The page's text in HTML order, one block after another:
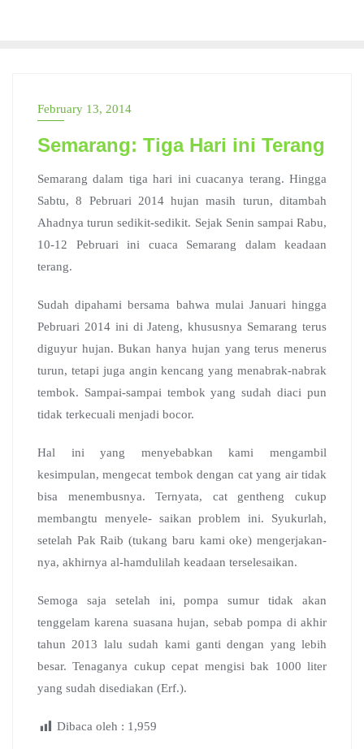
February 13, 2014
Semarang: Tiga Hari ini Terang
Semarang dalam tiga hari ini cuacanya terang. Hingga
Sabtu, 8 Pebruari 2014 hujan masih turun, ditambah
Ahadnya turun sedikit-sedikit. Sejak Senin sampai Rabu,
10-12 Pebruari ini cuaca Semarang dalam keadaan
terang.
Sudah dipahami bersama bahwa mulai Januari hingga
Pebruari 2014 ini di Jateng, khususnya Semarang terus
diguyur hujan. Bukan hanya hujan yang terus menerus
turun, tetapi juga angin kencang yang menabrak-nabrak
tembok. Sampai-sampai tembok yang sudah diaci pun
tidak terkecuali menjadi bocor.
Hal ini yang menyebabkan kami mengambil
kesimpulan, mengecat tembok dengan cat yang air tidak
bisa menembusnya. Ternyata, cat gentheng cukup
membangtu menyele- saikan problem ini. Syukurlah,
setelah Pak Raib (tukang baru kami oke) mengerjakan-
nya, akhirnya al-hamdulilah keadaan terselesaikan.
Semoga saja setelah ini, pompa sumur tidak akan
tenggelam karena suasana hujan, sebab pompa di akhir
tahun 2013 lalu sudah kami ganti dengan yang lebih
besar. Tenaganya cukup cepat mengisi bak 1000 liter
yang sudah disediakan (Erf.).
Dibaca oleh : 1,959